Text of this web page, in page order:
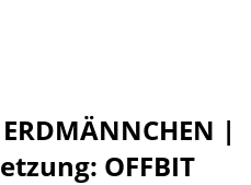
|
OFFBIT